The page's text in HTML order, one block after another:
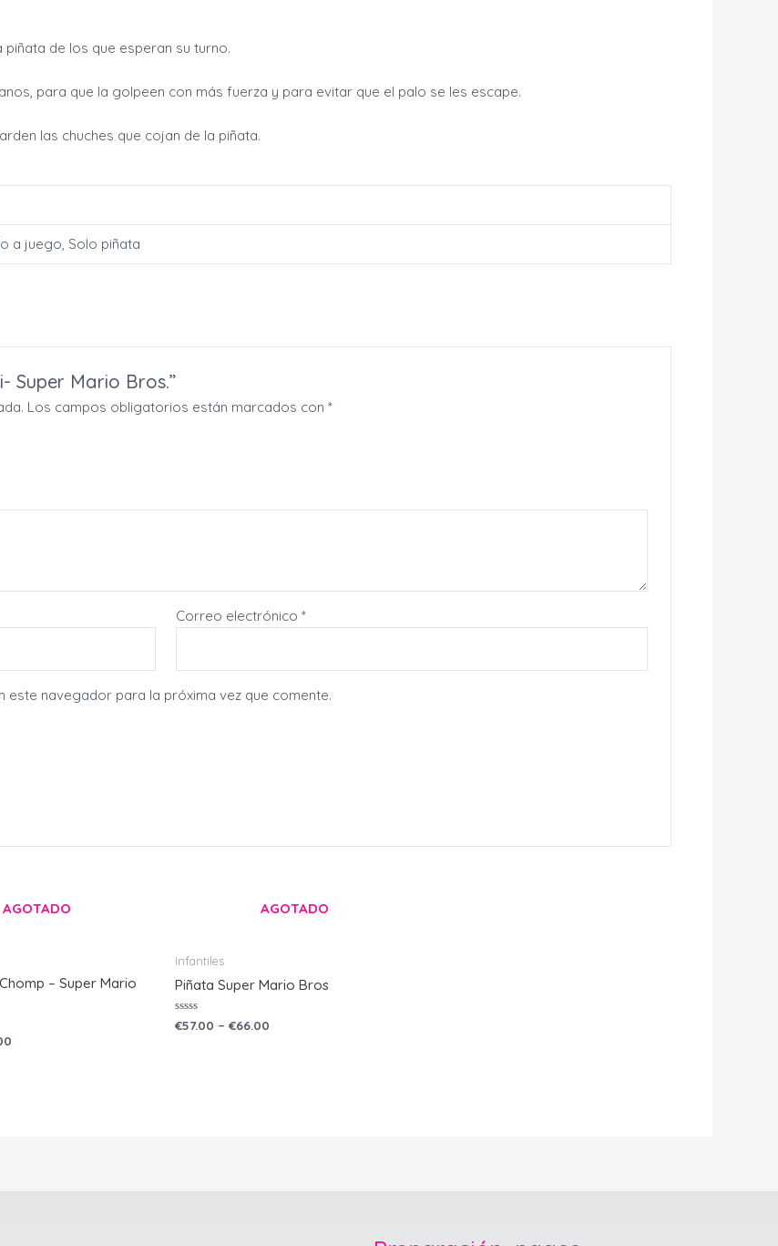
de los que esperan su turno.
para que la golpeen con más fuerza y para evitar que el palo se les escape.
las chuches que cojan de la piñata.
a juego, Solo piñata
Super Mario Bros.”
Los campos obligatorios están marcados con*
Correo electrónico *
navegador para la próxima vez que comente.
AGOTADO
– Super Mario
AGOTADO
Infantiles
Piñata Super Mario Bros
Valorado
con
€57.00 – €66.00